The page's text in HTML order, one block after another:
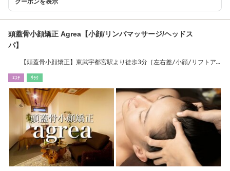
クーポンを表示
頭蓋骨小顔矯正 Agrea【小顔/リンパマッサージ/ヘッドス
パ】
【頭蓋骨小顔矯正】東武宇都宮駅より徒歩3分［左右差/小顔/リフトア
ｴｽﾃ ﾘﾗｸ